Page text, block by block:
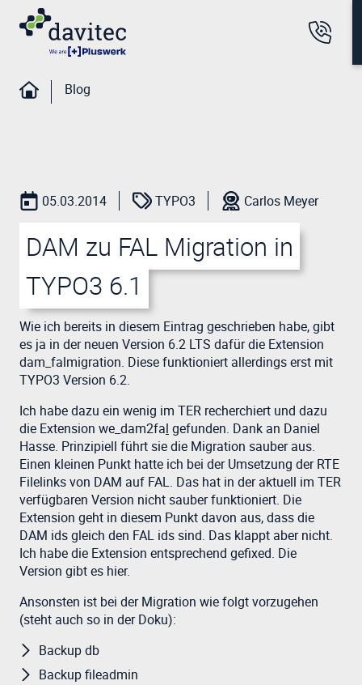
Blog
05.03.2014 TYPO3 Carlos Meyer
DAM zu FAL Migration in
TYPO3 6.1
Wie ich bereits in diesem Eintrag geschrieben habe, gibt
es ja in der neuen Version 6.2 LTS dafür die Extension
dam_falmigration. Diese funktioniert allerdings erst mit
TYPO3 Version 6.2.
Ich habe dazu ein wenig im TER recherchiert und dazu
die Extension we_dam2fal gefunden. Dank an Daniel
Hasse. Prinzipiell führt sie die Migration sauber aus.
Einen kleinen Punkt hatte ich bei der Umsetzung der RTE
Filelinks von DAM auf FAL. Das hat in der aktuell im TER
verfügbaren Version nicht sauber funktioniert. Die
Extension geht in diesem Punkt davon aus, dass die
DAM ids gleich den FAL ids sind. Das klappt aber nicht.
Ich habe die Extension entsprechend gefixed. Die
Version gibt es hier.
Ansonsten ist bei der Migration wie folgt vorzugehen
(steht auch so in der Doku):
Backup db
Backup fileadmin